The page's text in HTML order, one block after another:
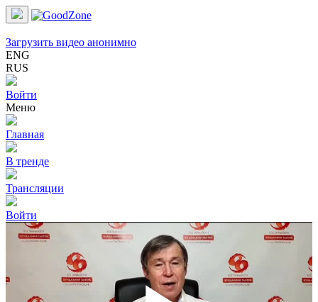
Загрузить видео анонимно
ENG
RUS
Войти
Меню
Главная
В тренде
Трансляции
Войти